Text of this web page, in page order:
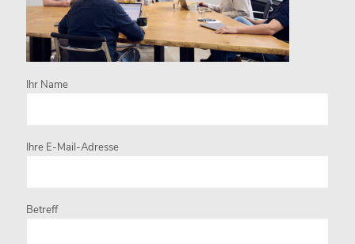
Ihr Name
Ihre E-Mail-Adresse
Betreff